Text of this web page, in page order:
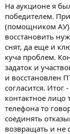
а
На аукционе я
победителем.
(помощником АУ)
восстановить
снят, да еще и
куча проблем.
задаток и
и восстановлен
согласится.
контактное лицо
телефона то
соединять
возвращать и не